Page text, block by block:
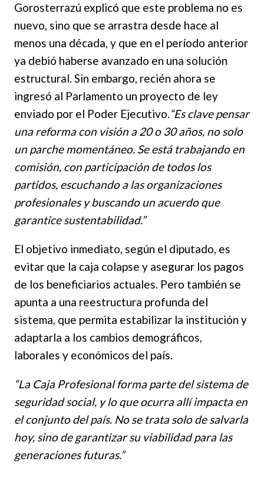
Gorosterrazú explicó que este problema no es
nuevo, sino que se arrastra desde hace al
menos una década, y que en el período anterior
ya debió haberse avanzado en una solución
estructural. Sin embargo, recién ahora se
ingresó al Parlamento un proyecto de ley
enviado por el Poder Ejecutivo.“Es clave pensar
una reforma con visión a 20 o 30 años, no solo
un parche momentáneo. Se está trabajando en
comisión, con participación de todos los
partidos, escuchando a las organizaciones
profesionales y buscando un acuerdo que
garantice sustentabilidad.”
El objetivo inmediato, según el diputado, es
evitar que la caja colapse y asegurar los pagos
de los beneficiarios actuales. Pero también se
apunta a una reestructura profunda del
sistema, que permita estabilizar la institución y
adaptarla a los cambios demográficos,
laborales y económicos del país.
“La Caja Profesional forma parte del sistema de
seguridad social, y lo que ocurra allí impacta en
el conjunto del país. No se trata solo de salvarla
hoy, sino de garantizar su viabilidad para las
generaciones futuras.”